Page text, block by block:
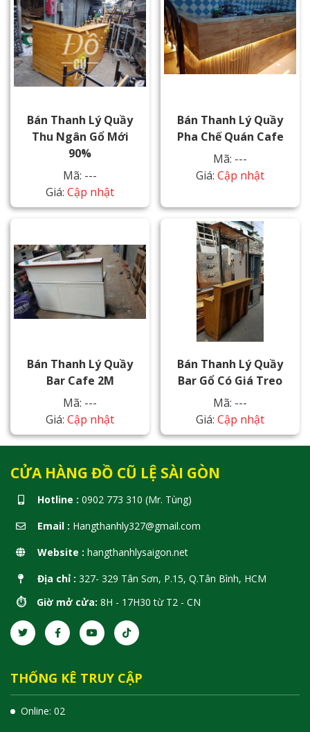
Bán Thanh Lý Quầy
Thu Ngân Gổ Mới
90%
Mã: ---
Giá: Cập nhật
Bán Thanh Lý Quầy
Pha Chế Quán Cafe
Mã: ---
Giá: Cập nhật
Bán Thanh Lý Quầy
Bar Cafe 2M
Mã: ---
Giá: Cập nhật
Bán Thanh Lý Quầy
Bar Gổ Có Giá Treo
Mã: ---
Giá: Cập nhật
CỬA HÀNG ĐỒ CŨ LỆ SÀI GÒN
Hotline : 0902 773 310 (Mr. Tùng)
Email : Hangthanhly327@gmail.com
Website : hangthanhlysaigon.net
Địa chỉ : 327- 329 Tân Sơn, P.15, Q.Tân Bình, HCM
⏱️ Giờ mở cửa: 8H - 17H30 từ T2 - CN
THỐNG KÊ TRUY CẬP
Online: 02